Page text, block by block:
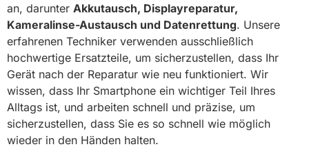
an, darunter Akkutausch, Displayreparatur,
Kameralinse-Austausch und Datenrettung. Unsere
erfahrenen Techniker verwenden ausschließlich
hochwertige Ersatzteile, um sicherzustellen, dass Ihr
Gerät nach der Reparatur wie neu funktioniert. Wir
wissen, dass Ihr Smartphone ein wichtiger Teil Ihres
Alltags ist, und arbeiten schnell und präzise, um
sicherzustellen, dass Sie es so schnell wie möglich
wieder in den Händen halten.